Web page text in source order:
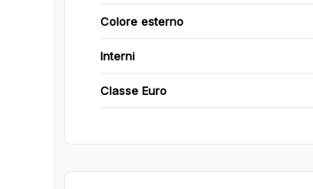
Colore esterno
Interni
Classe Euro